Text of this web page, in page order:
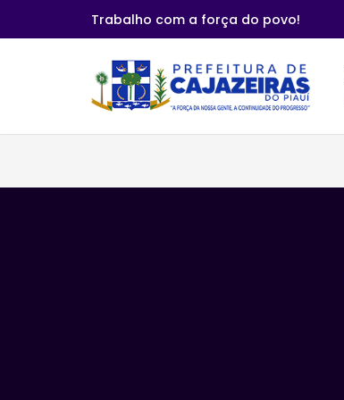
Trabalho com a força do povo!